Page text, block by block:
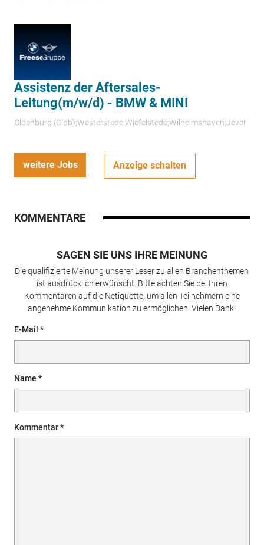
Assistenz der Aftersales-
Leitung(m/w/d) - BMW & MINI
Oldenburg (Oldb);Westerstede;Wiefelstede;Wilhelmshaven;Jever
weitere Jobs Anzeige schalten
KOMMENTARE
SAGEN SIE UNS IHRE MEINUNG
Die qualifizierte Meinung unserer Leser zu allen Branchenthemen
ist ausdrücklich erwünscht. Bitte achten Sie bei Ihren
Kommentaren auf die Netiquette, um allen Teilnehmern eine
angenehme Kommunikation zu ermöglichen. Vielen Dank!
E-Mail
Name
Kommentar